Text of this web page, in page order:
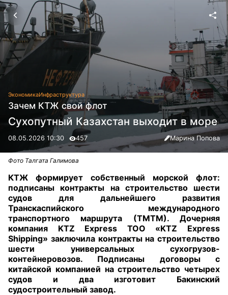
ЭкономикаИнфраструктура
Зачем КТЖ свой флот
Сухопутный Казахстан выходит в море
08.05.2026 10:30 457 Марина Попова
Фото Талгата Галимова
КТЖ формирует собственный морской флот:
подписаны контракты на строительство шести
судов для дальнейшего развития
Транскаспийского международного
транспортного маршрута (ТМТМ). Дочерняя
компания KTZ Express ТОО «KTZ Express
Shipping» заключила контракты на строительство
шести универсальных сухогрузов-
контейнеровозов. Подписаны договоры с
китайской компанией на строительство четырех
судов и два изготовит Бакинский
судостроительный завод.